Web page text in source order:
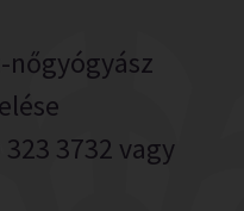
nőgyógyász
3732 vagy